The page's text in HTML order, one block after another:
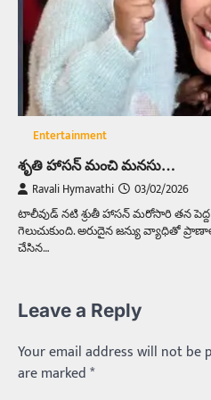
Entertainment
శృతి హాసన్ మంచి మనసు…
Ravali Hymavathi 03/02/2026
టాలీవుడ్ నటి శ్రుతీ హాసన్ మరోసారి తన
గెలుచుకుంది. అరుదైన జన్యు వ్యాధితో
చేసిన…
Leave a Reply
Your email address will not be
are marked*